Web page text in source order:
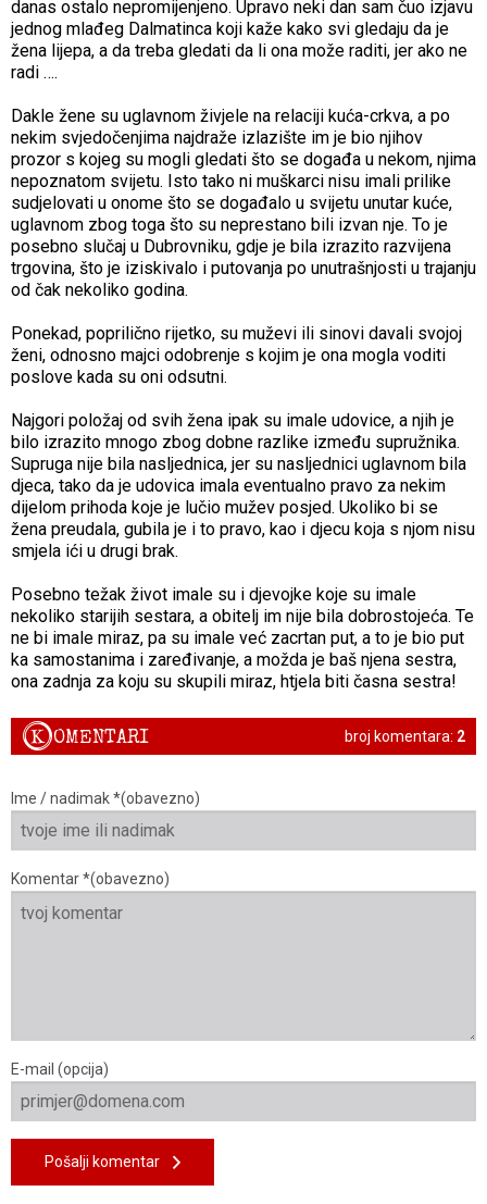
danas ostalo nepromijenjeno. Upravo neki dan sam čuo izjavu
jednog mlađeg Dalmatinca koji kaže kako svi gledaju da je
žena lijepa, a da treba gledati da li ona može raditi, jer ako ne
radi ….
Dakle žene su uglavnom živjele na relaciji kuća-crkva, a po
nekim svjedočenjima najdraže izlazište im je bio njihov
prozor s kojeg su mogli gledati što se događa u nekom, njima
nepoznatom svijetu. Isto tako ni muškarci nisu imali prilike
sudjelovati u onome što se događalo u svijetu unutar kuće,
uglavnom zbog toga što su neprestano bili izvan nje. To je
posebno slučaj u Dubrovniku, gdje je bila izrazito razvijena
trgovina, što je iziskivalo i putovanja po unutrašnjosti u trajanju
od čak nekoliko godina.
Ponekad, poprilično rijetko, su muževi ili sinovi davali svojoj
ženi, odnosno majci odobrenje s kojim je ona mogla voditi
poslove kada su oni odsutni.
Najgori položaj od svih žena ipak su imale udovice, a njih je
bilo izrazito mnogo zbog dobne razlike između supružnika.
Supruga nije bila nasljednica, jer su nasljednici uglavnom bila
djeca, tako da je udovica imala eventualno pravo za nekim
dijelom prihoda koje je lučio mužev posjed. Ukoliko bi se
žena preudala, gubila je i to pravo, kao i djecu koja s njom nisu
smjela ići u drugi brak.
Posebno težak život imale su i djevojke koje su imale
nekoliko starijih sestara, a obitelj im nije bila dobrostojeća. Te
ne bi imale miraz, pa su imale već zacrtan put, a to je bio put
ka samostanima i zaređivanje, a možda je baš njena sestra,
ona zadnja za koju su skupili miraz, htjela biti časna sestra!
broj komentara: 2
KOMENTARI
Ime / nadimak *(obavezno)
Komentar *(obavezno)
E-mail (opcija)
Pošalji komentar